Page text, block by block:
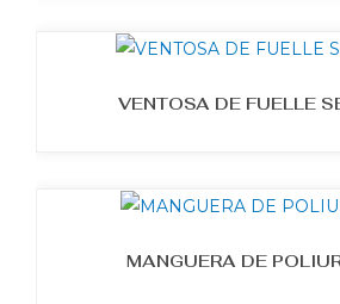
VENTOSA DE FUELLE
MANGUERA DE